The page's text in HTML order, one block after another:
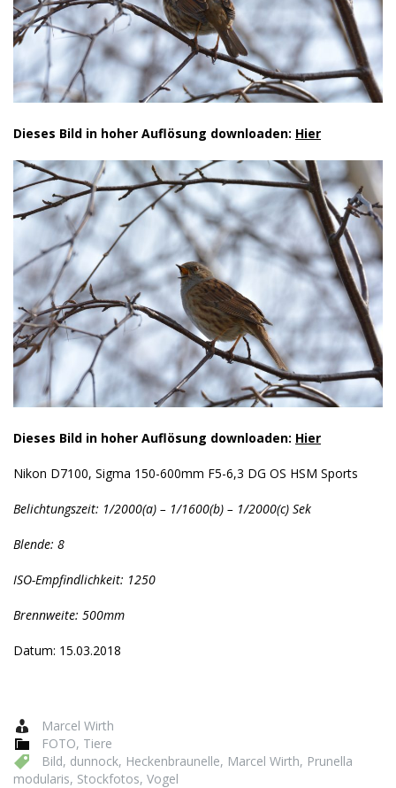
Dieses Bild in hoher Auflösung downloaden: Hier
Dieses Bild in hoher Auflösung downloaden: Hier
Nikon D7100, Sigma 150-600mm F5-6,3 DG OS HSM Sports
Belichtungszeit: 1/2000(a) – 1/1600(b) – 1/2000(c) Sek
Blende: 8
ISO-Empfindlichkeit: 1250
Brennweite: 500mm
Datum: 15.03.2018
Marcel Wirth
FOTO, Tiere
Bild, dunnock, Heckenbraunelle, Marcel Wirth, Prunella
modularis, Stockfotos, Vogel